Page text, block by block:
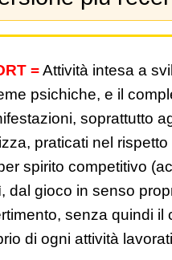
=Attività intesa a
psichiche, e il
soprattutto
praticati nel
spirito competitivo
dal gioco in senso
senza quindi il
di ogni attività